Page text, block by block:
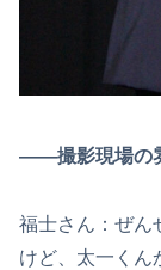
――撮影現場の
福士さん：ぜん
けど、太一くん